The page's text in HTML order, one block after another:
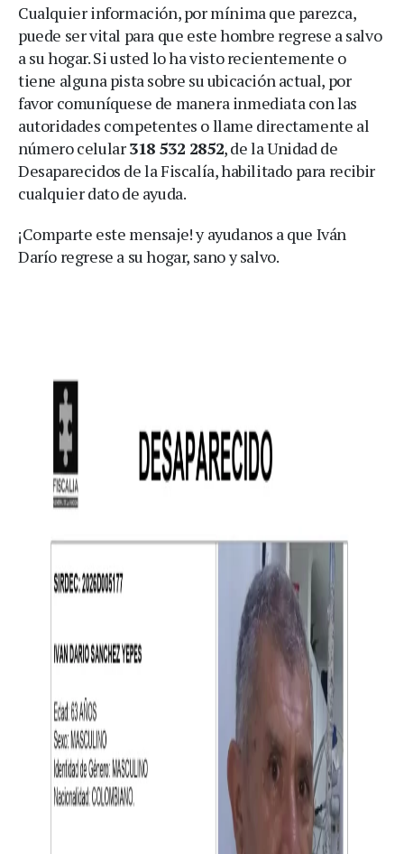
Cualquier información, por mínima que parezca,
puede ser vital para que este hombre regrese a salvo
a su hogar. Si usted lo ha visto recientemente o
tiene alguna pista sobre su ubicación actual, por
favor comuníquese de manera inmediata con las
autoridades competentes o llame directamente al
número celular318 532 2852, de la Unidad de
Desaparecidos de la Fiscalía, habilitado para recibir
cualquier dato de ayuda.
¡Comparte este mensaje! y ayudanos a que Iván
Darío regrese a su hogar, sano y salvo.